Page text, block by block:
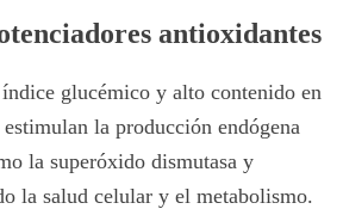
antioxidantes
glucémico y alto contenido en
la producción endógena
la superóxido dismutasa y
la salud celular y el metabolismo.